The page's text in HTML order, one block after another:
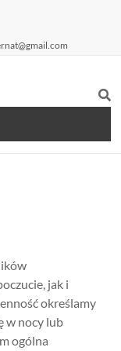
jak i
określamy
w nocy lub
ogólna